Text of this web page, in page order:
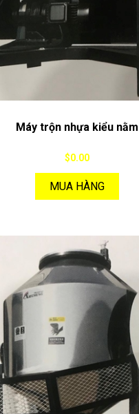
Máy trộn nhựa kiểu nằm
$0.00
MUA HÀNG